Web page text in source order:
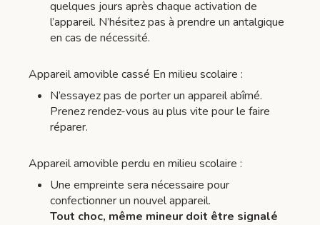
quelques jours après chaque activation de
l’appareil. N’hésitez pas à prendre un antalgique
en cas de nécessité.
Appareil amovible cassé En milieu scolaire :
N’essayez pas de porter un appareil abîmé.
Prenez rendez-vous au plus vite pour le faire
réparer.
Appareil amovible perdu en milieu scolaire :
Une empreinte sera nécessaire pour
confectionner un nouvel appareil.
Tout choc, même mineur doit être signalé